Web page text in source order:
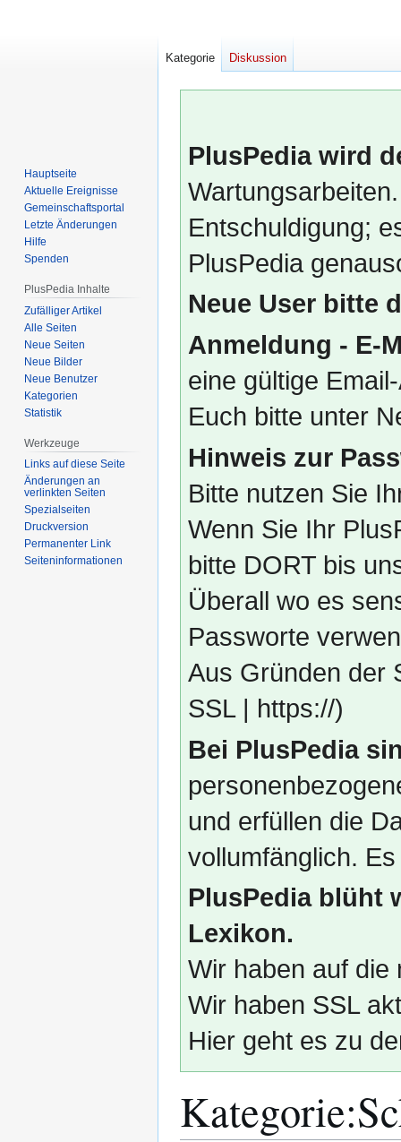
PlusPedia wird
Entschuldigung;
PlusPedia
Neue User bitte
Anmeldung - E-
eine gültige
Euch bitte unter
Hinweis zur
Bitte nutzen Sie
Wenn Sie Ihr
bitte DORT bis
Überall wo es
Passworte
Aus Gründen der
SSL | https://)
Bei PlusPedia
und erfüllen die
vollumfänglich.
PlusPedia blüht
Lexikon.
Wir haben auf die
Wir haben SSL
Hier geht es zu
Kategorie:
Kategorie Diskussion
Hauptseite
Aktuelle Ereignisse
Gemeinschafts­portal
Letzte Änderungen
Hilfe
Spenden
PlusPedia Inhalte
Zufälliger Artikel
Alle Seiten
Neue Seiten
Neue Bilder
Neue Benutzer
Kategorien
Statistik
Werkzeuge
Links auf diese Seite
Änderungen an
verlinkten Seiten
Spezialseiten
Druckversion
Permanenter Link
Seiten­­informationen